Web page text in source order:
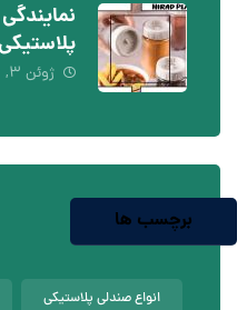
ژوئن ۳, ۲۰۲۶
برچسب ها
انواع صندلی پلاستیکی